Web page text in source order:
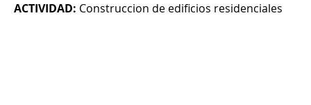
ACTIVIDAD: Construccion de edificios residenciales